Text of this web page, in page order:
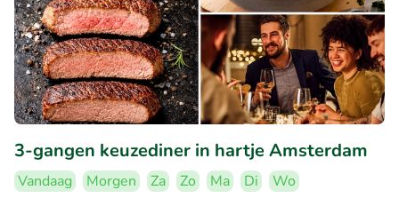
3-gangen keuzediner in hartje Amsterdam
Vandaag Morgen Za Zo Ma Di
Wo